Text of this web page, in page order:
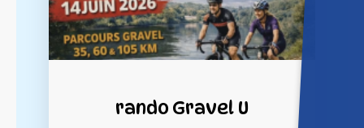
rando Gravel U